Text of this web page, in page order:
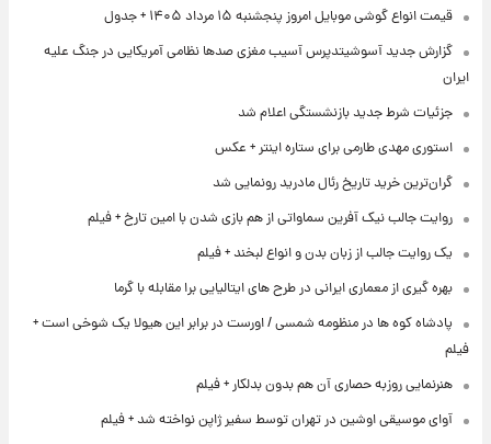
قیمت انواع گوشی موبایل امروز پنجشنبه ۱۵ مرداد ۱۴۰۵ + جدول
گزارش جدید آسوشیتدپرس آسیب مغزی صدها نظامی آمریکایی در جنگ علیه
ایران
جزئیات شرط جدید بازنشستگی اعلام شد
استوری مهدی طارمی برای ستاره اینتر + عکس
گران‌ترین خرید تاریخ رئال مادرید رونمایی شد
روایت جالب نیک آفرین سماواتی از هم بازی شدن با امین تارخ + فیلم
یک روایت جالب از زبان بدن و انواع لبخند + فیلم
بهره گیری از معماری ایرانی در طرح های ایتالیایی برا مقابله با گرما
پادشاه کوه ها در منظومه شمسی / اورست در برابر این هیولا یک شوخی است +
فیلم
هنرنمایی روزبه حصاری آن هم بدون بدلکار + فیلم
آوای موسیقی اوشین در تهران توسط سفیر ژاپن نواخته شد + فیلم